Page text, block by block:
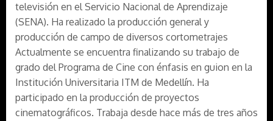
televisión en el Servicio Nacional de Aprendizaje
(SENA). Ha realizado la producción general y
producción de campo de diversos cortometrajes
Actualmente se encuentra finalizando su trabajo de
grado del Programa de Cine con énfasis en guion en la
Institución Universitaria ITM de Medellín. Ha
participado en la producción de proyectos
cinematográficos. Trabaja desde hace más de tres años